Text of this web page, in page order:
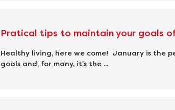
Pratical tips to maintain your goals
Healthy living, here we come! January is the
goals and, for many, it's the ...